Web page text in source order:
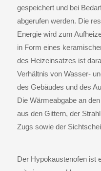
gespeichert und bei
abgerufen werden. Die
Energie wird zum
in Form eines
des Heizeinsatzes ist
Verhältnis von Wasser-
des Gebäudes und des
Die Wärmeabgabe an
aus den Gittern, der
Zugs sowie der
Der Hypokaustenofen ist